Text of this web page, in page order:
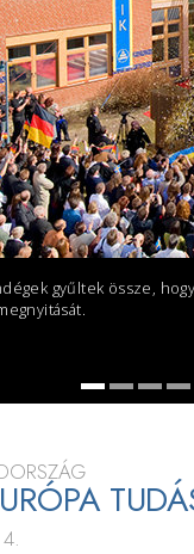
gyűltek össze,